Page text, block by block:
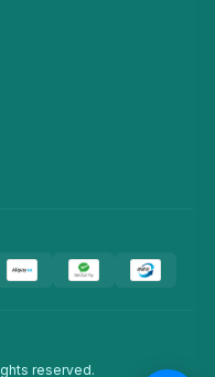
reserved.